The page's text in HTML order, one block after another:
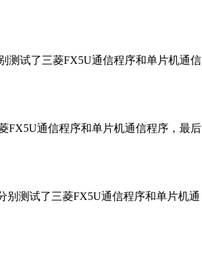
测试了三菱FX5U通信程序和单片机通信
FX5U通信程序和单片机通信程序，最后
别测试了三菱FX5U通信程序和单片机通